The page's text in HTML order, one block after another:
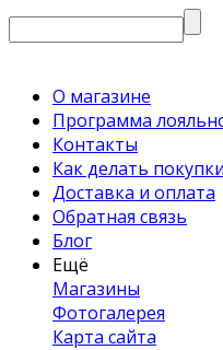
О магазине
Программа
Контакты
Как делать покупки
Доставка и оплата
Обратная связь
Блог
Ещё
Магазины
Фотогалерея
Карта сайта